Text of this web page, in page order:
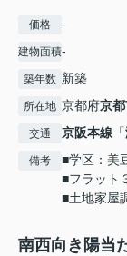
価格 -
建物面積-
築年数 新築
所在地 京都府京
交通 京阪本線 「
備考
■学区：美
■フラット
■土地家屋
南西向き陽当